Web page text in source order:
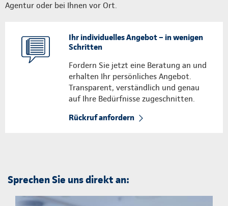
Agentur oder bei Ihnen vor Ort.
Ihr individuelles Angebot – in wenigen
Schritten
Fordern Sie jetzt eine Beratung an und
erhalten Ihr persönliches Angebot.
Transparent, verständlich und genau
auf Ihre Bedürfnisse zugeschnitten.
Rückruf anfordern
Sprechen Sie uns direkt an: